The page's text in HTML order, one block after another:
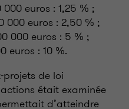
euros : 1,25 % ;
000 euros : 2,50 % ;
000 euros : 5 % ;
euros : 10 %.
projets de loi
était examinée
d’atteindre